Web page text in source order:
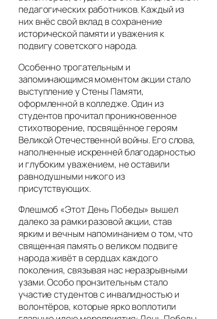
педагогических работников. Каждый из
них внёс свой вклад в сохранение
исторической памяти и уважения к
подвигу советского народа.
Особенно трогательным и
запоминающимся моментом акции стало
выступление у Стены Памяти,
оформленной в колледже. Один из
студентов прочитал проникновенное
стихотворение, посвящённое героям
Великой Отечественной войны. Его слова,
наполненные искренней благодарностью
и глубоким уважением, не оставили
равнодушными никого из
присутствующих.
Флешмоб «Этот День Победы» вышел
далеко за рамки разовой акции, став
ярким и вечным напоминанием о том, что
священная память о великом подвиге
народа живёт в сердцах каждого
поколения, связывая нас неразрывными
узами. Особо пронзительным стало
участие студентов с инвалидностью и
волонтёров, которые ярко воплотили